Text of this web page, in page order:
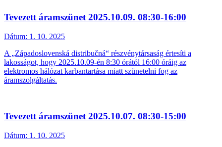
Tevezett áramszünet 2025.10.09. 08:30-16:00
Dátum: 1. 10. 2025
A „Západoslovenská distribučná“ részvénytársaság értesíti a
lakosságot, hogy 2025.10.09-én 8:30 órától 16:00 óráig az
elektromos hálózat karbantartása miatt szünetelni fog az
áramszolgáltatás.
Tevezett áramszünet 2025.10.07. 08:30-15:00
Dátum: 1. 10. 2025